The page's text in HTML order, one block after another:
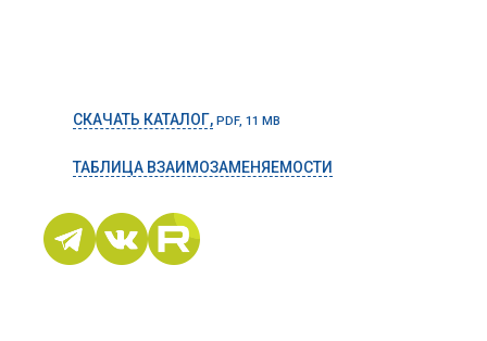
СКАЧАТЬ КАТАЛОГ, PDF, 11 MB
ТАБЛИЦА ВЗАИМОЗАМЕНЯЕМОСТИ